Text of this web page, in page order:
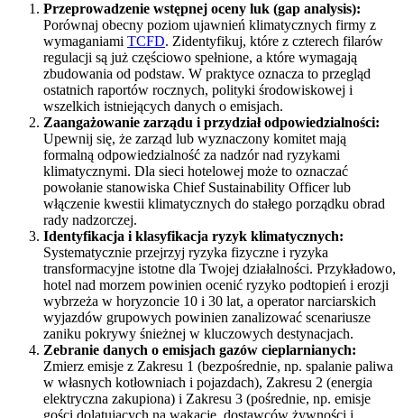
Przeprowadzenie wstępnej oceny luk (gap analysis):
Porównaj obecny poziom ujawnień klimatycznych firmy z
wymaganiami TCFD. Zidentyfikuj, które z czterech filarów
regulacji są już częściowo spełnione, a które wymagają
zbudowania od podstaw. W praktyce oznacza to przegląd
ostatnich raportów rocznych, polityki środowiskowej i
wszelkich istniejących danych o emisjach.
Zaangażowanie zarządu i przydział odpowiedzialności:
Upewnij się, że zarząd lub wyznaczony komitet mają
formalną odpowiedzialność za nadzór nad ryzykami
klimatycznymi. Dla sieci hotelowej może to oznaczać
powołanie stanowiska Chief Sustainability Officer lub
włączenie kwestii klimatycznych do stałego porządku obrad
rady nadzorczej.
Identyfikacja i klasyfikacja ryzyk klimatycznych:
Systematycznie przejrzyj ryzyka fizyczne i ryzyka
transformacyjne istotne dla Twojej działalności. Przykładowo,
hotel nad morzem powinien ocenić ryzyko podtopień i erozji
wybrzeża w horyzoncie 10 i 30 lat, a operator narciarskich
wyjazdów grupowych powinien zanalizować scenariusze
zaniku pokrywy śnieżnej w kluczowych destynacjach.
Zebranie danych o emisjach gazów cieplarnianych:
Zmierz emisje z Zakresu 1 (bezpośrednie, np. spalanie paliwa
w własnych kotłowniach i pojazdach), Zakresu 2 (energia
elektryczna zakupiona) i Zakresu 3 (pośrednie, np. emisje